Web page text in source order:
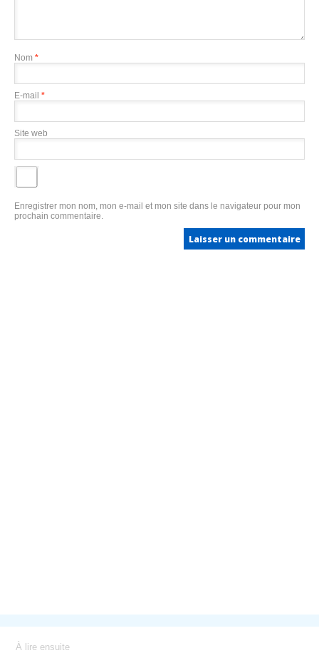
Nom *
E-mail *
Site web
Enregistrer mon nom, mon e-mail et mon site dans le navigateur pour mon
prochain commentaire.
À lire ensuite